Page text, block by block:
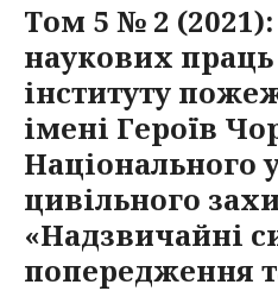
Том 5 № 2
наукових
інституту
імені Героїв
Національного
цивільного
«Надзвичайні
попередження